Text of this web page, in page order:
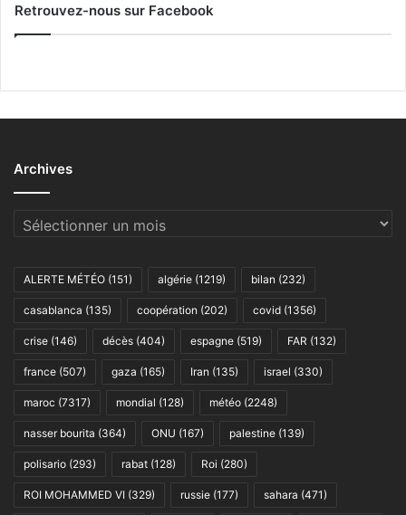
Retrouvez-nous sur Facebook
Archives
Archives
ALERTE MÉTÉO (151) algérie (1219) bilan (232)
casablanca (135) coopération (202) covid (1356)
crise (146) décès (404) espagne (519) FAR (132)
france (507) gaza (165) Iran (135) israel (330)
maroc (7317) mondial (128) météo (2248)
nasser bourita (364) ONU (167) palestine (139)
polisario (293) rabat (128) Roi (280)
ROI MOHAMMED VI (329) russie (177) sahara (471)